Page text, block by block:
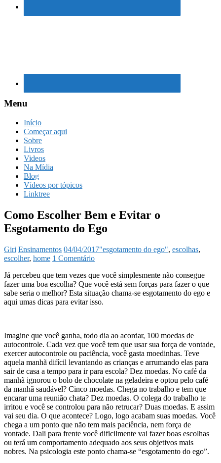
Menu
Início
Começar aqui
Sobre
Livros
Videos
Na Mídia
Blog
Vídeos por tópicos
Linktree
Como Escolher Bem e Evitar o
Esgotamento do Ego
Giri Ensinamentos 04/04/2017"esgotamento do ego", escolhas,
escolher, home 1 Comentário
Já percebeu que tem vezes que você simplesmente não consegue
fazer uma boa escolha? Que você está sem forças para fazer o que
sabe seria o melhor? Esta situação chama-se esgotamento do ego e
aqui umas dicas para evitar isso.
Imagine que você ganha, todo dia ao acordar, 100 moedas de
autocontrole. Cada vez que você tem que usar sua força de vontade,
exercer autocontrole ou paciência, você gasta moedinhas. Teve
aquela manhã difícil levantando as crianças e arrumando elas para
sair de casa a tempo para ir para escola? Dez moedas. No café da
manhã ignorou o bolo de chocolate na geladeira e optou pelo café
da manhã saudável? Cinco moedas. Chega no trabalho e tem que
encarar uma reunião chata? Dez moedas. O colega do trabalho te
irritou e você se controlou para não retrucar? Duas moedas. E assim
vai seu dia. O que acontece? Logo, logo acabam suas moedas. Você
chega a um ponto que não tem mais paciência, nem força de
vontade. Dali para frente você dificilmente vai fazer boas escolhas
ou terá um comportamento adequado aos seus objetivos mais
nobres. Na psicologia este ponto chama-se “esgotamento do ego”.